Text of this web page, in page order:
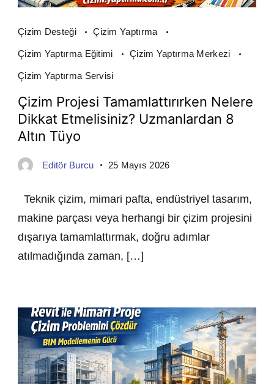
Çizim Desteği Çizim Yaptırma
Çizim Yaptırma Eğitimi Çizim Yaptırma Merkezi
Çizim Yaptırma Servisi
Çizim Projesi Tamamlattırırken Nelere
Dikkat Etmelisiniz? Uzmanlardan 8
Altın Tüyo
Editör Burcu 25 Mayıs 2026
Teknik çizim, mimari pafta, endüstriyel tasarım,
makine parçası veya herhangi bir çizim projesini
dışarıya tamamlattırmak, doğru adımlar
atılmadığında zaman, […]